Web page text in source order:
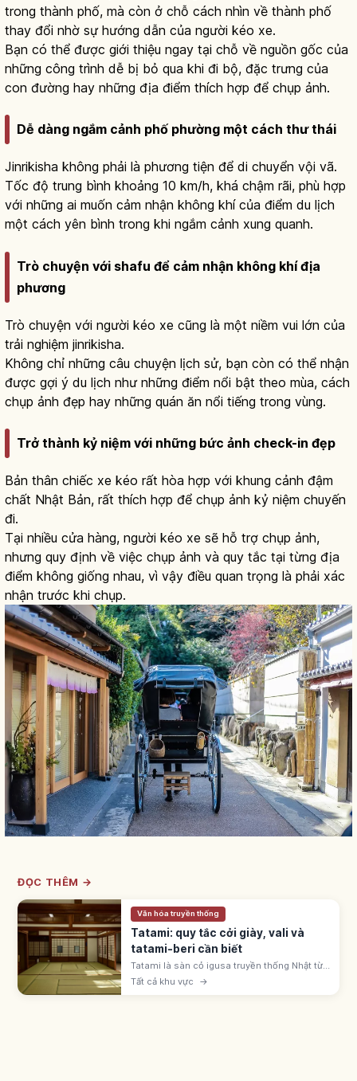
trong thành phố, mà còn ở chỗ cách nhìn về thành phố
thay đổi nhờ sự hướng dẫn của người kéo xe.
Bạn có thể được giới thiệu ngay tại chỗ về nguồn gốc của
những công trình dễ bị bỏ qua khi đi bộ, đặc trưng của
con đường hay những địa điểm thích hợp để chụp ảnh.
Dễ dàng ngắm cảnh phố phường một cách thư thái
Jinrikisha không phải là phương tiện để di chuyển vội vã.
Tốc độ trung bình khoảng 10 km/h, khá chậm rãi, phù hợp
với những ai muốn cảm nhận không khí của điểm du lịch
một cách yên bình trong khi ngắm cảnh xung quanh.
Trò chuyện với shafu để cảm nhận không khí địa
phương
Trò chuyện với người kéo xe cũng là một niềm vui lớn của
trải nghiệm jinrikisha.
Không chỉ những câu chuyện lịch sử, bạn còn có thể nhận
được gợi ý du lịch như những điểm nổi bật theo mùa, cách
chụp ảnh đẹp hay những quán ăn nổi tiếng trong vùng.
Trở thành kỷ niệm với những bức ảnh check-in đẹp
Bản thân chiếc xe kéo rất hòa hợp với khung cảnh đậm
chất Nhật Bản, rất thích hợp để chụp ảnh kỷ niệm chuyến
đi.
Tại nhiều cửa hàng, người kéo xe sẽ hỗ trợ chụp ảnh,
nhưng quy định về việc chụp ảnh và quy tắc tại từng địa
điểm không giống nhau, vì vậy điều quan trọng là phải xác
nhận trước khi chụp.
ĐỌC THÊM →
Văn hóa truyền thống
Tatami: quy tắc cởi giày, vali và
tatami-beri cần biết
Tatami là sàn cỏ igusa truyền thống Nhật từ
thời Muromachi. Cởi giày dép, không kéo
vali, tránh giẫm viền tatami-beri; mang tất
Tất cả khu vực →